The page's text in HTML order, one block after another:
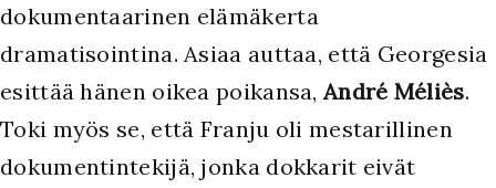
dokumentaarinen elämäkerta
dramatisointina. Asiaa auttaa, että Georgesia
esittää hänen oikea poikansa, André Méliès.
Toki myös se, että Franju oli mestarillinen
dokumentintekijä, jonka dokkarit eivät